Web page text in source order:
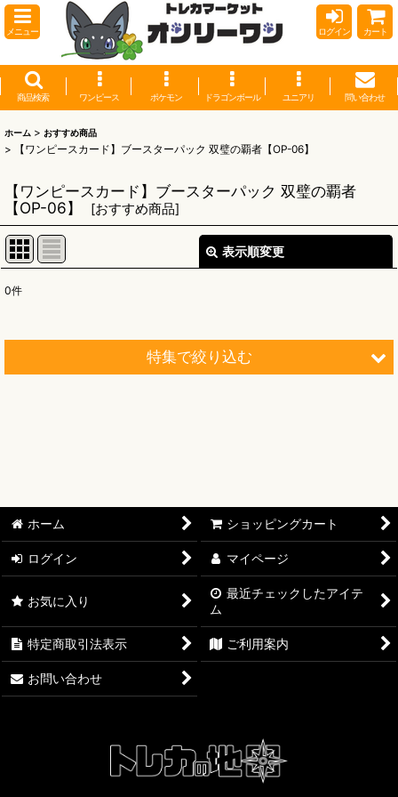
メニュー ログイン カート
商品検索 ワンピース ポケモン ドラゴンボール ユニアリ 問い合わせ
ホーム > おすすめ商品
> 【ワンピースカード】ブースターパック 双璧の覇者【OP-06】
【ワンピースカード】ブースターパック 双璧の覇者
【OP-06】
[おすすめ商品]
表示順変更
0件
特集で絞り込む
【ワンピースカード】ブースターパック 決戦の刻【OP-16】
【ワンピースカード】ブースターパック 神の島の冒険【OP-
【ワンピースカード】エクストラブースター EGGHEAD
CRISIS【EB-04】
【ワンピースカード】ブースターパック 蒼海の七傑【OP-14】
【ワンピースカード】ブースターパック 受け継がれる意志
ホーム ショッピングカート
ログイン マイページ
お気に入り
最近チェックしたアイテ
ム
特定商取引法表示 ご利用案内
お問い合わせ